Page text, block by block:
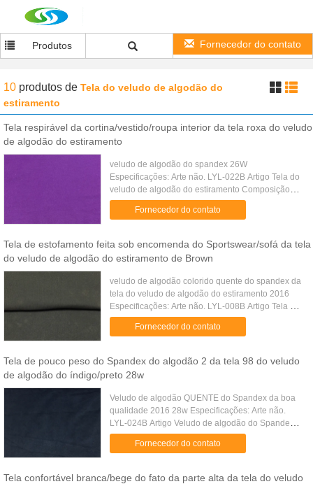
Produtos Fornecedor do contato
10 produtos de Tela do veludo de algodão do
estiramento
Tela respirável da cortina/vestido/roupa interior da tela roxa do veludo
de algodão do estiramento
veludo de algodão do spandex 26W
Especificações: Arte não. LYL-022B Artigo Tela do
veludo de algodão do estiramento Composição
98%cotton 2%spandex Construção
42/2*32+32/40D 58*140 Largura 57/8" Peso
Fornecedor do contato
Tela de estofamento feita sob encomenda do Sportswear/sofá da tela
do veludo de algodão do estiramento de Brown
veludo de algodão colorido quente do spandex da
tela do veludo de algodão do estiramento 2016
Especificações: Arte não. LYL-008B Artigo Tela do
veludo de algodão do estiramento Composição
algodão 2%spandex de ...
Fornecedor do contato
Tela de pouco peso do Spandex do algodão 2 da tela 98 do veludo
de algodão do índigo/preto 28w
Veludo de algodão QUENTE do Spandex da boa
qualidade 2016 28w Especificações: Arte não.
LYL-024B Artigo Veludo de algodão do Spandex
Composição algodão 2%spandex de 98%
Construção 40*40+32/40D 76*160 Largura ...
Fornecedor do contato
Tela confortável branca/bege do fato da parte alta da tela do veludo